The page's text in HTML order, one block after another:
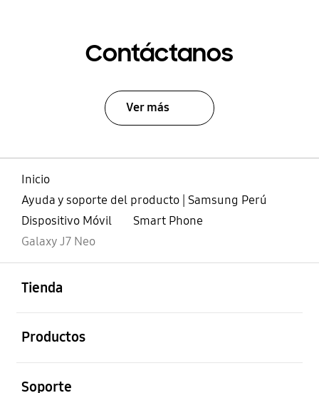
Contáctanos
Ver más
Inicio
Ayuda y soporte del producto | Samsung Perú
Dispositivo Móvil
Smart Phone
Galaxy J7 Neo
Tienda
Productos
Soporte